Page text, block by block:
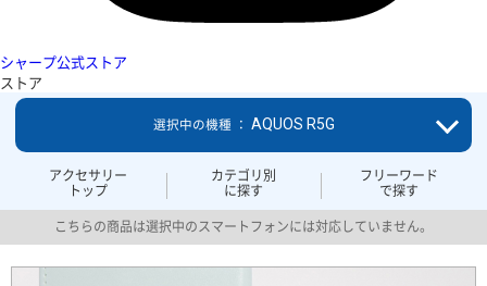
シャープ公式ストア
ストア
アクセサリー
トップ
カテゴリ別
に探す
フリーワード
で探す
選択中の機種 ： AQUOS R5G
こちらの商品は選択中のスマートフォンには対応していません。